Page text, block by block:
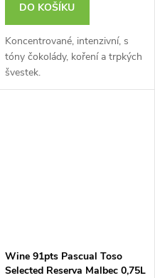
DO KOŠÍKU
Koncentrované, intenzivní, s
tóny čokolády, koření a trpkých
švestek.
Wine 91pts Pascual Toso
Selected Reserva Malbec 0,75L